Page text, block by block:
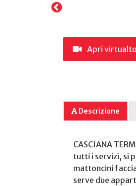
Apri
Descrizione
CASCIANA
tutti i servizi, si
mattoncini
serve due